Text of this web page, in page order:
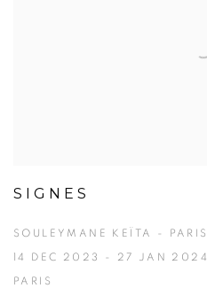
SIGNES
SOULEYMANE KEÏTA - PARIS
14 DEC 2023 - 27 JAN 2024
PARIS